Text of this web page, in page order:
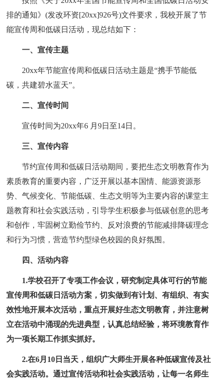
排的通知》(发改环资[20xx]926号)文件要求，我校开展了节
能宣传周和低碳日活动，现总结如下：
一、宣传主题
20xx年节能宣传周和低碳日活动主题是“携手节能低
碳，共建碧水蓝天”。
二、宣传时间
宣传时间为20xx年6 月9日至14日。
三、宣传内容
节约宣传周和低碳日活动期间，要把生态文明教育作为
素质教育的重要内容，广泛开展以基本国情、能源资源形
势、气候变化、节能低碳、生态文明等为主要内容的课堂主
题教育和社会实践活动，引导学生积极参与低碳创意的思考
和创作，牢固树立勤俭节约、反对浪费的节能减排降碳理念
和行为习惯，营造节约型绿色校园的良好氛围。
四、活动内容
1.学校召开了专项工作会议，研究制定具体可行的节能
宣传周和低碳日活动方案，切实做到有计划、有组织、有实
效性地开展本次活动，重点开展好生态文明教育，并注意树
立在活动中涌现的先进典型，认真总结经验，将环境教育作
为一项长期工作抓实抓好。
2.在6月10日当天，组织广大师生开展各种低碳宣传及社
会实践活动。通过宣传活动和社会实践活动，让每一名师生